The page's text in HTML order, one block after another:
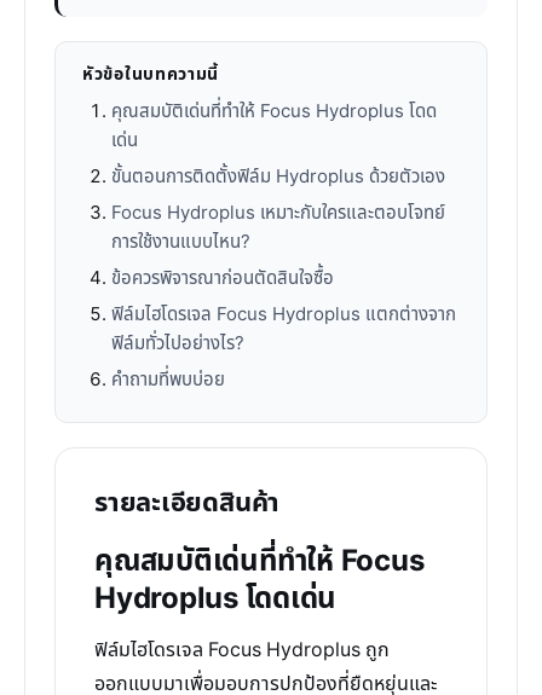
หัวข้อในบทความนี้
คุณสมบัติเด่นที่ทำให้ Focus Hydroplus โดด
เด่น
ขั้นตอนการติดตั้งฟิล์ม Hydroplus ด้วยตัวเอง
Focus Hydroplus เหมาะกับใครและตอบโจทย์
การใช้งานแบบไหน?
ข้อควรพิจารณาก่อนตัดสินใจซื้อ
ฟิล์มไฮโดรเจล Focus Hydroplus แตกต่างจาก
ฟิล์มทั่วไปอย่างไร?
คำถามที่พบบ่อย
รายละเอียดสินค้า
คุณสมบัติเด่นที่ทำให้ Focus
Hydroplus โดดเด่น
ฟิล์มไฮโดรเจล Focus Hydroplus ถูก
ออกแบบมาเพื่อมอบการปกป้องที่ยืดหยุ่นและ